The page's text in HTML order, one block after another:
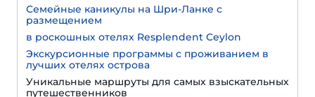
Семейные каникулы на Шри-Ланке с
размещением
в роскошных отелях Resplendent Ceylon
Экскурсионные программы с проживанием в
лучших отелях острова
Уникальные маршруты для самых взыскательных
путешественников